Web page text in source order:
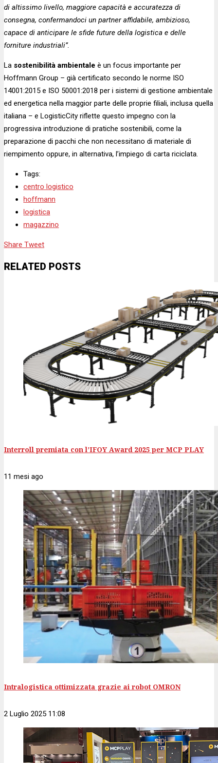
di altissimo livello, maggiore capacità e accuratezza di
consegna, confermandoci un partner affidabile, ambizioso,
capace di anticipare le sfide future della logistica e delle
forniture industriali”.
La sostenibilità ambientale è un focus importante per
Hoffmann Group – già certificato secondo le norme ISO
14001:2015 e ISO 50001:2018 per i sistemi di gestione ambientale
ed energetica nella maggior parte delle proprie filiali, inclusa quella
italiana – e LogisticCity riflette questo impegno con la
progressiva introduzione di pratiche sostenibili, come la
preparazione di pacchi che non necessitano di materiale di
riempimento oppure, in alternativa, l’impiego di carta riciclata.
Tags:
centro logistico
hoffmann
logistica
magazzino
Share Tweet
RELATED POSTS
Interroll premiata con l’IFOY Award 2025 per MCP PLAY
11 mesi ago
Intralogistica ottimizzata grazie ai robot OMRON
2 Luglio 2025 11:08